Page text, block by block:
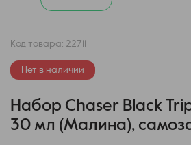
Код товара: 22711
Нет в наличии
Набор Chaser Black
30 мл (Малина),